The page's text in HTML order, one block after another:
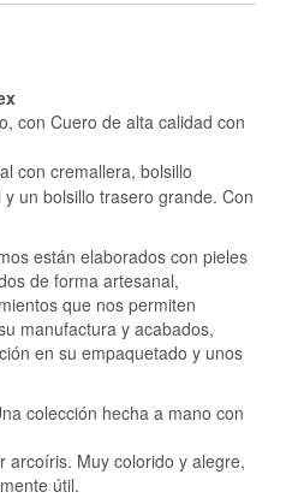
con Cuero de alta calidad con
con cremallera, bolsillo
un bolsillo trasero grande. Con
están elaborados con pieles
de forma artesanal,
que nos permiten
manufactura y acabados,
en su empaquetado y unos
colección hecha a mano con
arcoíris. Muy colorido y alegre,
útil.